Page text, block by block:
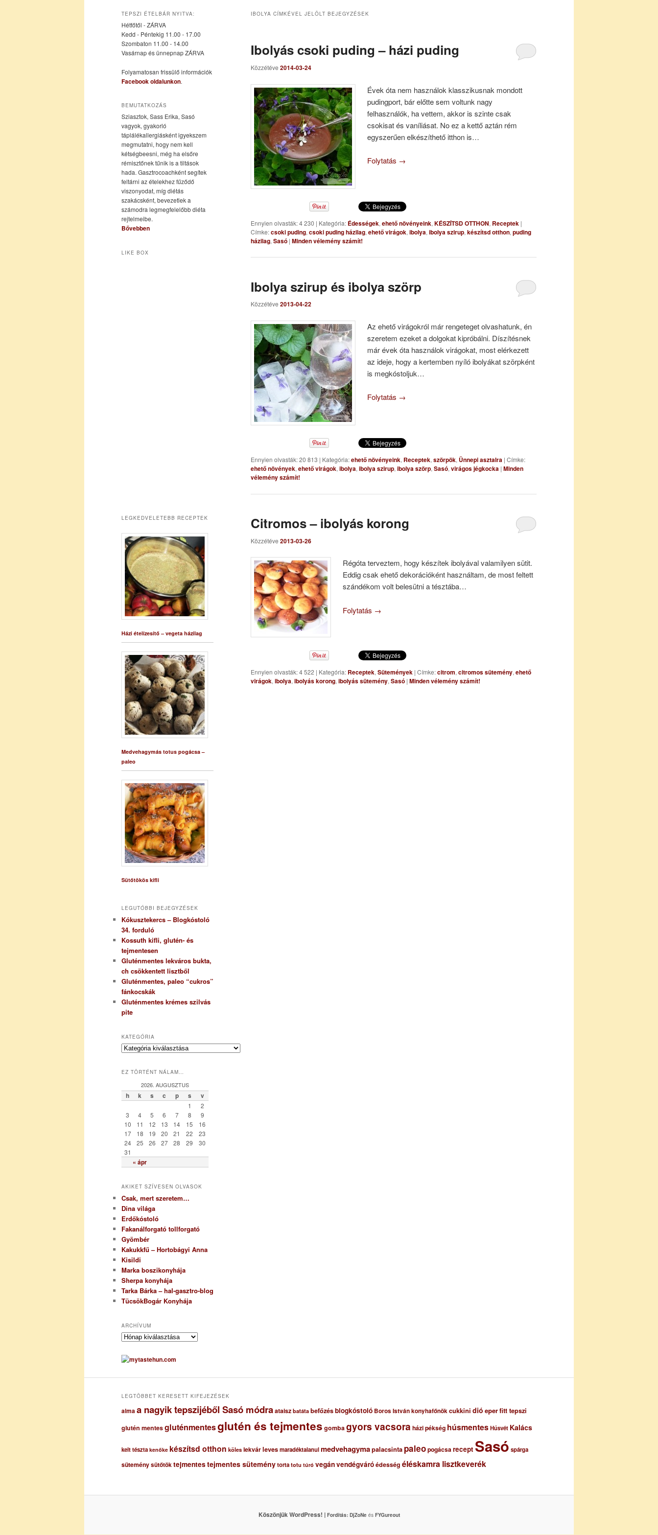
elsődleges
tartalomra
másodlagos
tartalomra
IBOLYA CÍMKÉVEL JELÖLT BEJEGYZÉSEK
Ibolyás csoki puding – házi puding
Közzétéve 2014-03-24
Évek óta nem használok klasszikusnak mondott
pudingport, bár előtte sem voltunk nagy
felhasználók, ha vettem, akkor is szinte csak
csokisat és vaníliásat. No ez a kettő aztán rém
egyszerűen elkészíthető itthon is…
Folytatás →
Ennyien olvasták: 4 230 | Kategória: Édességek, ehető növényeink, KÉSZÍTSD OTTHON, Receptek |
Címke:csoki puding, csoki puding házilag, ehető virágok, ibolya, ibolya szirup, készítsd otthon, puding
házilag, Sasó | Minden vélemény számít!
Ibolya szirup és ibolya szörp
Közzétéve 2013-04-22
Az ehető virágokról már rengeteget olvashatunk, én
szeretem ezeket a dolgokat kipróbálni. Díszítésnek
már évek óta használok virágokat, most elérkezett
az ideje, hogy a kertemben nyíló ibolyákat szörpként
is megkóstoljuk…
Folytatás →
Ennyien olvasták: 20 813 | Kategória:ehető növényeink, Receptek, szörpök, Ünnepi asztalra | Címke:
ehető növények, ehető virágok, ibolya, ibolya szirup, ibolya szörp, Sasó, virágos jégkocka | Minden
vélemény számít!
Citromos – ibolyás korong
Közzétéve 2013-03-26
Régóta terveztem, hogy készítek ibolyával valamilyen sütit.
Eddig csak ehető dekorációként használtam, de most feltett
szándékom volt belesütni a tésztába…
Folytatás →
Ennyien olvasták: 4 522 | Kategória: Receptek, Sütemények | Címke:citrom, citromos sütemény, ehető
virágok, ibolya, ibolyás korong, ibolyás sütemény, Sasó | Minden vélemény számít!
TEPSZI ÉTELBÁR NYITVA:
Hétfőtől - ZÁRVA
Kedd - Péntekig 11.00 - 17.00
Szombaton 11.00 - 14.00
Vasárnap és ünnepnap ZÁRVA
Folyamatosan frissülő információk
Facebook oldalunkon.
BEMUTATKOZÁS
Sziasztok, Sass Erika, Sasó
vagyok, gyakorló
táplálékallergiásként igyekszem
megmutatni, hogy nem kell
kétségbeesni, még ha elsőre
rémisztőnek tűnik is a tiltások
hada. Gasztrocoachként segítek
feltárni az ételekhez fűződő
viszonyodat, míg diétás
szakácsként, bevezetlek a
számodra legmegfelelőbb diéta
rejtelmeibe.
Bővebben
LIKE BOX
LEGKEDVELETEBB RECEPTEK
Házi ételízesítő – vegeta házilag
Medvehagymás totus pogácsa –
paleo
Sütőtökös kifli
LEGUTÓBBI BEJEGYZÉSEK
Kókusztekercs – Blogkóstoló
34. forduló
Kossuth kifli, glutén- és
tejmentesen
Gluténmentes lekváros bukta,
ch csökkentett lisztből
Gluténmentes, paleo “cukros”
fánkocskák
Gluténmentes krémes szilvás
pite
KATEGÓRIA
K
e
r
EZ TÖRTÉNT NÁLAM…
2026. AUGUSZTUS
h k s c p s v
« ápr
1
2
3
4 5 6 7 8
9
10
11 12 13 14 15
16
17
18 19 20 21 22
23
24
25 26 27 28 29
30
31
AKIKET SZÍVESEN OLVASOK
Csak, mert szeretem…
Dina világa
Erdőkóstoló
Fakanálforgató tollforgató
Gyömbér
Kakukkfű – Hortobágyi Anna
Kisildi
Marka boszikonyhája
Sherpa konyhája
Tarka Bárka – hal-gasztro-blog
TücsökBogár Konyhája
ARCHÍVUM
A
c
h
uLEGTÖBBET KERESETT KIFEJEZÉSEK
almaa nagyik tepszijéből Sasó módraataisz batáta befőzésblogkóstoló Boros István konyhafőnökcukkini dió eperfitt tepszi
glutén mentesgluténmentesglutén és tejmentes gombagyors vacsora házi pékség húsmentesHúsvét Kalács
kelt tészta kenőke készítsd otthon köles lekvárlevesmaradéktalanulmedvehagymapalacsinta paleopogácsarecept Sasó spárga
süteménysütőtöktejmentestejmentes süteménytorta totu túró vegánvendégváróédesség éléskamra lisztkeverék
Köszönjük WordPress! | Fordítás: DjZoNeés FYGureout